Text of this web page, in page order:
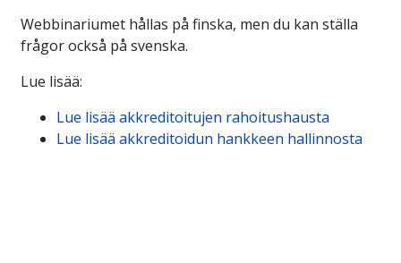
Webbinariumet hållas på finska, men du kan ställa
frågor också på svenska.
Lue lisää:
Lue lisää akkreditoitujen rahoitushausta
Lue lisää akkreditoidun hankkeen hallinnosta